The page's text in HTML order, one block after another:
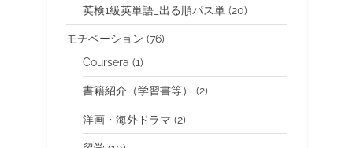
英検1級英単語_出る順パス単 (20)
モチベーション (76)
Coursera (1)
書籍紹介（学習書等） (2)
洋画・海外ドラマ (2)